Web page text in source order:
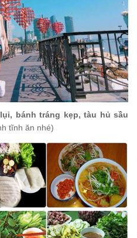
bánh tráng kẹp, tàu hủ sầu
tĩnh ăn nhé)